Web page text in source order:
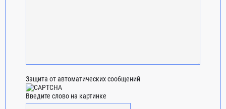
Защита от автоматических сообщений
Введите слово на картинке